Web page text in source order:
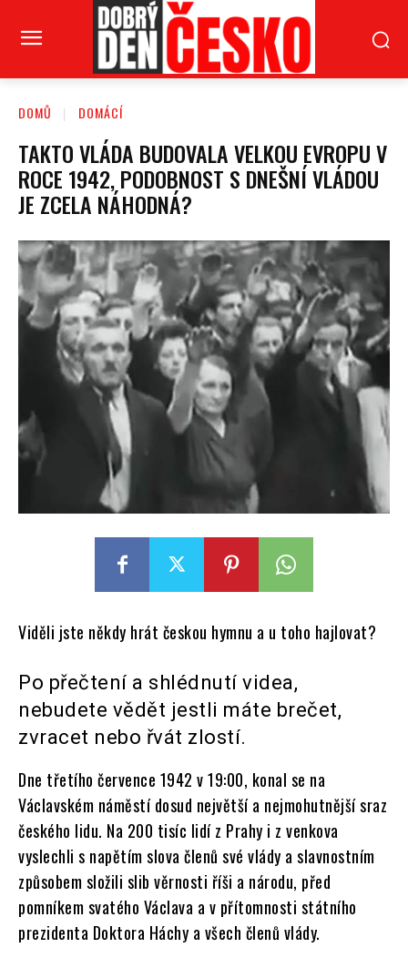
DOMŮ DOMÁCÍ
TAKTO VLÁDA BUDOVALA VELKOU EVROPU V
ROCE 1942, PODOBNOST S DNEŠNÍ VLÁDOU
JE ZCELA NÁHODNÁ?
Viděli jste někdy hrát českou hymnu a u toho hajlovat?
Po přečtení a shlédnutí videa,
nebudete vědět jestli máte brečet,
zvracet nebo řvát zlostí.
Dne třetího července 1942 v 19:00, konal se na
Václavském náměstí dosud největší a nejmohutnější sraz
českého lidu. Na 200 tisíc lidí z Prahy i z venkova
vyslechli s napětím slova členů své vlády a slavnostním
způsobem složili slib věrnosti říši a národu, před
pomníkem svatého Václava a v přítomnosti státního
prezidenta Doktora Háchy a všech členů vlády.